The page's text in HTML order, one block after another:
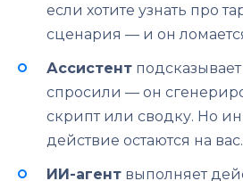
если хотите узнать про
сценария — и он
Ассистент
спросили — он
скрипт или сводку. Но
действие остаются на вас.
ИИ-агент выполняет